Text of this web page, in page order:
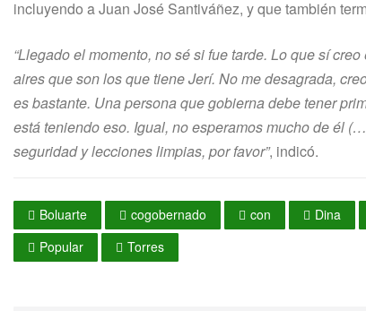
incluyendo a Juan José Santiváñez, y que también
“Llegado el momento, no sé si fue tarde. Lo que sí
aires que son los que tiene Jerí. No me desagrada,
es bastante. Una persona que gobierna debe tener
está teniendo eso. Igual, no esperamos mucho de él
seguridad y lecciones limpias, por favor”, indicó.
Boluarte cogobernado con Dina
Popular
Torres